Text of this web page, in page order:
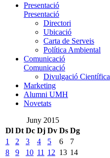
Presentació
Presentació
Directori
Ubicació
Carta de Serveis
Política Ambiental
Comunicació
Comunicació
Divulgació Científica
Marketing
Alumni UMH
Novetats
Juny 2015
Dl Dt Dc Dj Dv Ds Dg
1
2 3 4 5 6
7
8
9 10 11 12 13 14